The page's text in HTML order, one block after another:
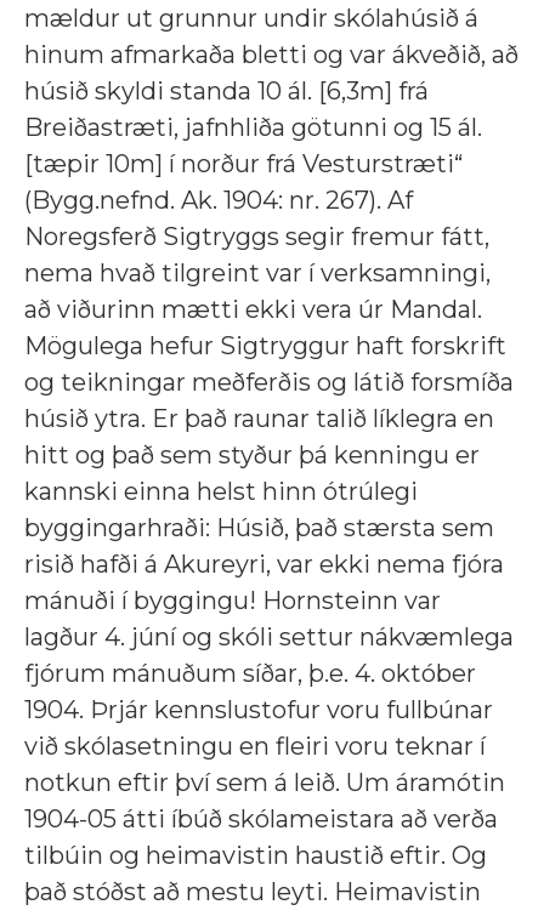
mældur ut grunnur undir skólahúsið á
hinum afmarkaða bletti og var ákveðið, að
húsið skyldi standa 10 ál. [6,3m] frá
Breiðastræti, jafnhliða götunni og 15 ál.
[tæpir 10m] í norður frá Vesturstræti“
(Bygg.nefnd. Ak. 1904: nr. 267). Af
Noregsferð Sigtryggs segir fremur fátt,
nema hvað tilgreint var í verksamningi,
að viðurinn mætti ekki vera úr Mandal.
Mögulega hefur Sigtryggur haft forskrift
og teikningar meðferðis og látið forsmíða
húsið ytra. Er það raunar talið líklegra en
hitt og það sem styður þá kenningu er
kannski einna helst hinn ótrúlegi
byggingarhraði: Húsið, það stærsta sem
risið hafði á Akureyri, var ekki nema fjóra
mánuði í byggingu! Hornsteinn var
lagður 4. júní og skóli settur nákvæmlega
fjórum mánuðum síðar, þ.e. 4. október
1904. Þrjár kennslustofur voru fullbúnar
við skólasetningu en fleiri voru teknar í
notkun eftir því sem á leið. Um áramótin
1904-05 átti íbúð skólameistara að verða
tilbúin og heimavistin haustið eftir. Og
það stóðst að mestu leyti. Heimavistin